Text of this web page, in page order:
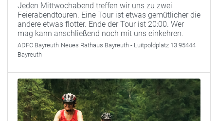
Jeden Mittwochabend treffen wir uns zu zwei
Feierabendtouren. Eine Tour ist etwas gemütlicher die
andere etwas flotter. Ende der Tour ist 20:00. Wer
mag kann anschließend noch mit uns einkehren.
ADFC Bayreuth Neues Rathaus Bayreuth - Luitpoldplatz 13 95444
Bayreuth